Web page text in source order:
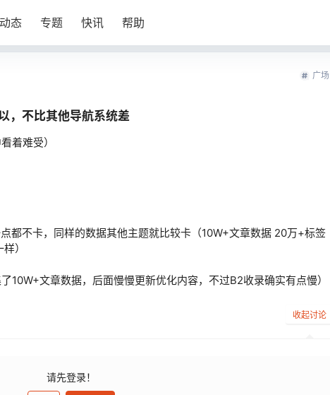
动态 专题 快讯 帮助
广场
，不比其他导航系统差
着难受）
都不卡，同样的数据其他主题就比较卡（10W+文章数据 20万+标签
）
10W+文章数据，后面慢慢更新优化内容，不过B2收录确实有点慢）
收起讨论
请先登录！